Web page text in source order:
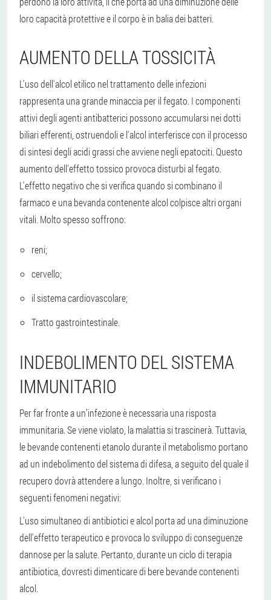
loro capacità protettive e il corpo è in balia dei batteri.
AUMENTO DELLA TOSSICITÀ
L'uso dell'alcol etilico nel trattamento delle infezioni
rappresenta una grande minaccia per il fegato. I componenti
attivi degli agenti antibatterici possono accumularsi nei dotti
biliari efferenti, ostruendoli e l'alcol interferisce con il processo
di sintesi degli acidi grassi che avviene negli epatociti. Questo
aumento dell'effetto tossico provoca disturbi al fegato.
L'effetto negativo che si verifica quando si combinano il
farmaco e una bevanda contenente alcol colpisce altri organi
vitali. Molto spesso soffrono:
reni;
cervello;
il sistema cardiovascolare;
Tratto gastrointestinale.
INDEBOLIMENTO DEL SISTEMA
IMMUNITARIO
Per far fronte a un’infezione è necessaria una risposta
immunitaria. Se viene violato, la malattia si trascinerà. Tuttavia,
le bevande contenenti etanolo durante il metabolismo portano
ad un indebolimento del sistema di difesa, a seguito del quale il
recupero dovrà attendere a lungo. Inoltre, si verificano i
seguenti fenomeni negativi:
L'uso simultaneo di antibiotici e alcol porta ad una diminuzione
dell'effetto terapeutico e provoca lo sviluppo di conseguenze
dannose per la salute. Pertanto, durante un ciclo di terapia
antibiotica, dovresti dimenticare di bere bevande contenenti
alcol.